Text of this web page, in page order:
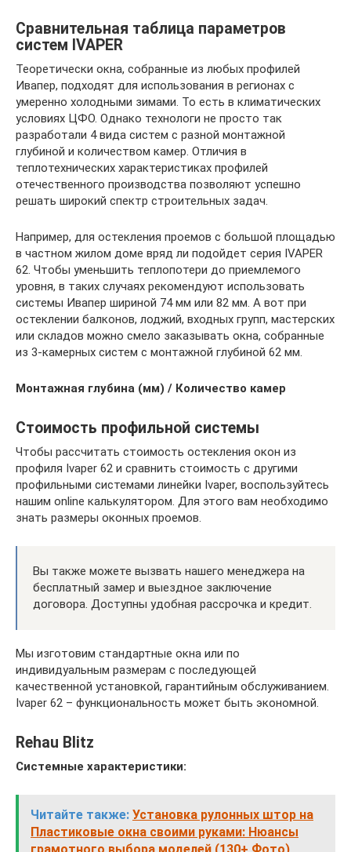
Сравнительная таблица параметров
систем IVAPER
Теоретически окна, собранные из любых профилей
Ивапер, подходят для использования в регионах с
умеренно холодными зимами. То есть в климатических
условиях ЦФО. Однако технологи не просто так
разработали 4 вида систем с разной монтажной
глубиной и количеством камер. Отличия в
теплотехнических характеристиках профилей
отечественного производства позволяют успешно
решать широкий спектр строительных задач.
Например, для остекления проемов с большой площадью
в частном жилом доме вряд ли подойдет серия IVAPER
62. Чтобы уменьшить теплопотери до приемлемого
уровня, в таких случаях рекомендуют использовать
системы Ивапер шириной 74 мм или 82 мм. А вот при
остеклении балконов, лоджий, входных групп, мастерских
или складов можно смело заказывать окна, собранные
из 3-камерных систем с монтажной глубиной 62 мм.
Монтажная глубина (мм) / Количество камер
Стоимость профильной системы
Чтобы рассчитать стоимость остекления окон из
профиля Ivaper 62 и сравнить стоимость с другими
профильными системами линейки Ivaper, воспользуйтесь
нашим online калькулятором. Для этого вам необходимо
знать размеры оконных проемов.
Вы также можете вызвать нашего менеджера на
бесплатный замер и выездное заключение
договора. Доступны удобная рассрочка и кредит.
Мы изготовим стандартные окна или по
индивидуальным размерам с последующей
качественной установкой, гарантийным обслуживанием.
Ivaper 62 – функциональность может быть экономной.
Rehau Blitz
Системные характеристики:
Читайте также: Установка рулонных штор на
Пластиковые окна своими руками: Нюансы
грамотного выбора моделей (130+ Фото)